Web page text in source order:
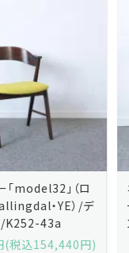
」（ロ
・YE）/デ
43a
154,440円)
ネ
ー
ン